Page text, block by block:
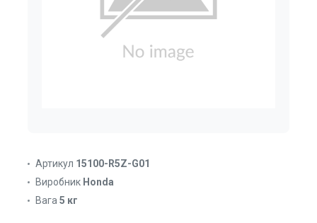
Артикул 15100-R5Z-G01
Виробник Honda
Вага 5 кг